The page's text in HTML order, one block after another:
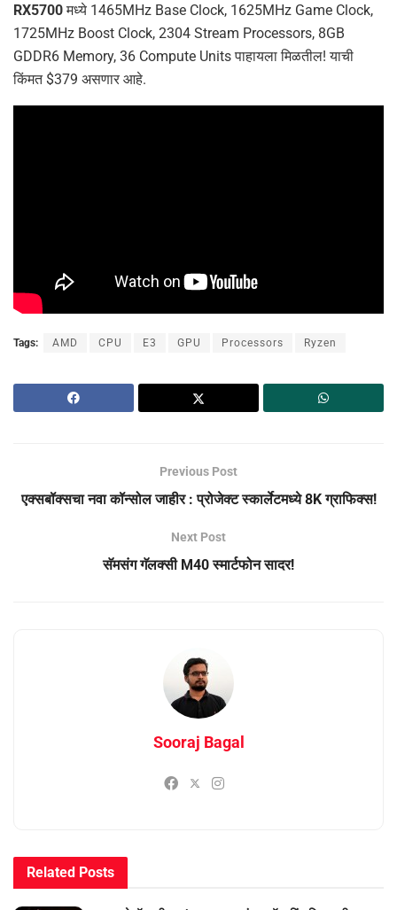
RX5700मध्ये 1465MHz Base Clock, 1625MHz Game Clock,
1725MHz Boost Clock, 2304 Stream Processors, 8GB
GDDR6 Memory, 36 Compute Units पाहायला मिळतील! याची
किंमत $379 असणार आहे.
Tags: AMD CPU E3 GPU Processors Ryzen
Previous Post
एक्सबॉक्सचा नवा कॉन्सोल जाहीर : प्रोजेक्ट स्कार्लेटमध्ये 8K ग्राफिक्स!
Next Post
सॅमसंग गॅलक्सी M40 स्मार्टफोन सादर!
Sooraj Bagal
Related Posts